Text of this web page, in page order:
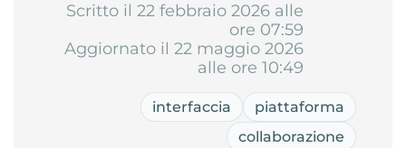
Scritto il 22 febbraio 2026 alle
ore 07:59
Aggiornato il 22 maggio 2026
alle ore 10:49
interfaccia
piattaforma
collaborazione